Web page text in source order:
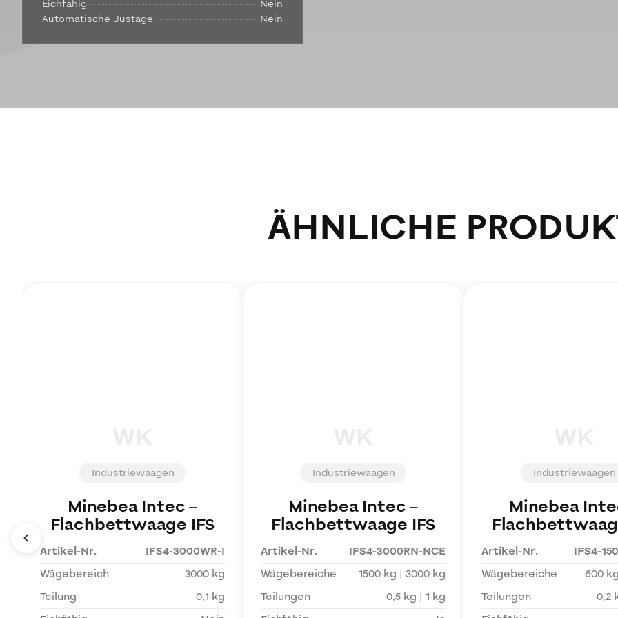
Eichfähig
Nein
Automatische Justage
Nein
ÄHNLICHE
Industriewaagen
Minebea Intec–
Flachbettwaage IFS
Artikel-Nr.
IFS4-3000WR-I
Wägebereich
3000 kg
Teilung
0,1 kg
Industriewaagen
Minebea Intec–
Flachbettwaage IFS
Artikel-Nr.
IFS4-3000RN-NCE
Wägebereiche
1500 kg | 3000 kg
Teilungen
0,5 kg | 1 kg
Industriewaagen
Minebea
Artikel-Nr.
IFS4-
Wägebereiche
600
Teilungen
0,2